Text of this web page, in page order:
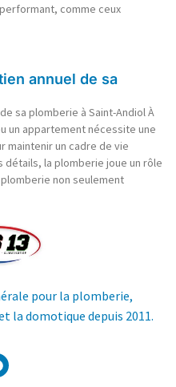
comme ceux
annuel de sa
sa plomberie à Saint-Andiol À
un appartement nécessite une
maintenir un cadre de vie
la plomberie joue un rôle
non seulement
pour la plomberie,
la domotique depuis 2011.